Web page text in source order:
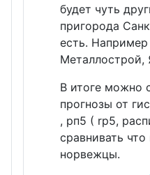
будет чуть
пригорода
есть.
Металлострой,
В итоге можно
прогнозы от
, рп5 ( rp5,
сравнивать
норвежцы.